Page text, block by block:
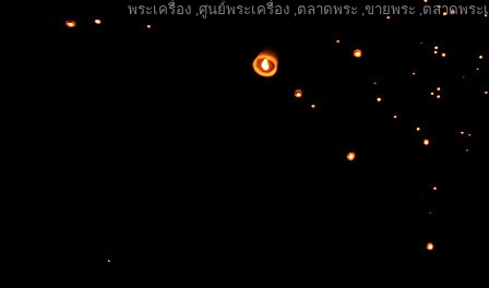
พระเครื่อง ,ศูนย์พระเครื่อง ,ตลาดพระ ,ขายพระ ,ตลาดพระ